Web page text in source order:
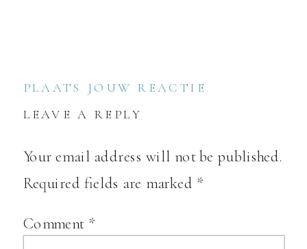
PLAATS JOUW REACTIE
LEAVE A REPLY
Your email address will not be published.
Required fields are marked *
Comment *